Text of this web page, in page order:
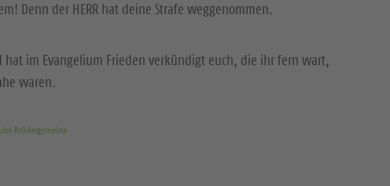
Denn der HERR hat deine Strafe weggenommen.
hat im Evangelium Frieden verkündigt euch, die ihr fern wart,
waren.
Brüdergemeine